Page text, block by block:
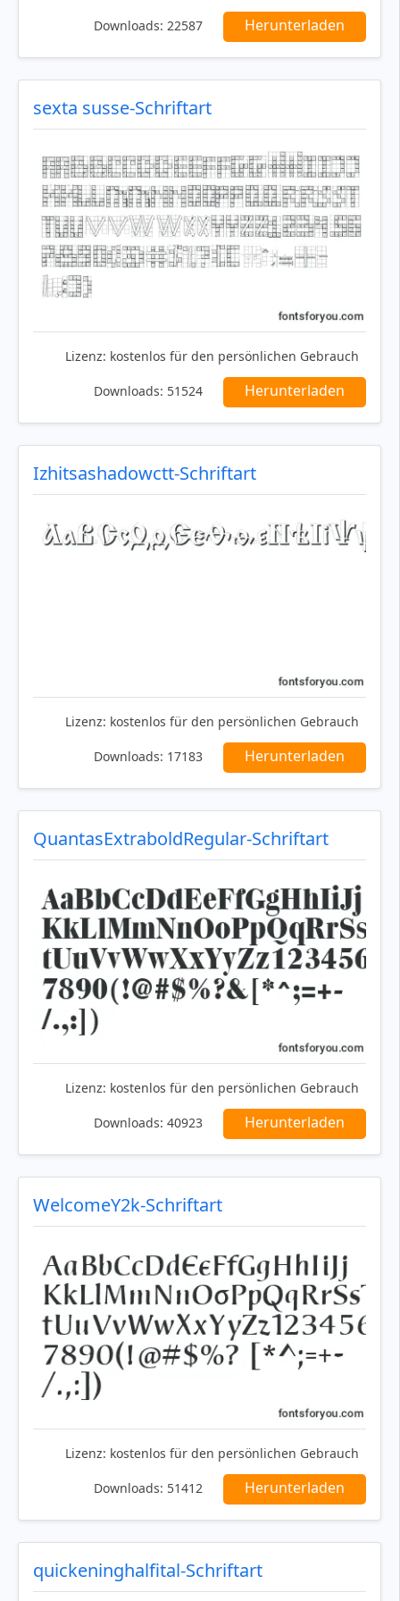
Downloads: 22587 Herunterladen
sexta susse-Schriftart
Lizenz: kostenlos für den persönlichen Gebrauch
Downloads: 51524 Herunterladen
Izhitsashadowctt-Schriftart
Lizenz: kostenlos für den persönlichen Gebrauch
Downloads: 17183 Herunterladen
QuantasExtraboldRegular-Schriftart
Lizenz: kostenlos für den persönlichen Gebrauch
Downloads: 40923 Herunterladen
WelcomeY2k-Schriftart
Lizenz: kostenlos für den persönlichen Gebrauch
Downloads: 51412 Herunterladen
quickeninghalfital-Schriftart